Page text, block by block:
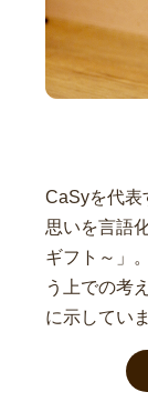
CaSyを代表
思いを言語
ギフト～」
う上での考
に示していま